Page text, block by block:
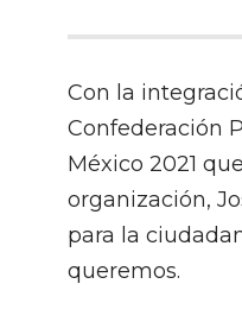
Con la
Confederación
México 2021
organización,
para la
queremos.